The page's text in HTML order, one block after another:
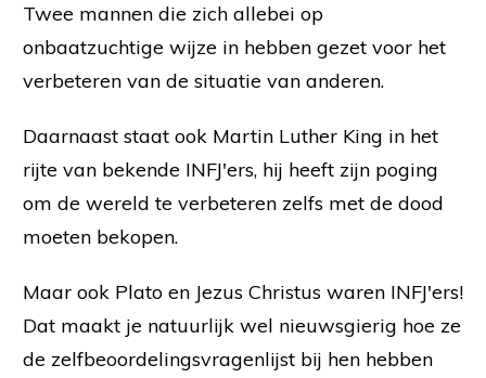
Twee mannen die zich allebei op
onbaatzuchtige wijze in hebben gezet voor het
verbeteren van de situatie van anderen.
Daarnaast staat ook Martin Luther King in het
rijte van bekende INFJ'ers, hij heeft zijn poging
om de wereld te verbeteren zelfs met de dood
moeten bekopen.
Maar ook Plato en Jezus Christus waren INFJ'ers!
Dat maakt je natuurlijk wel nieuwsgierig hoe ze
de zelfbeoordelingsvragenlijst bij hen hebben